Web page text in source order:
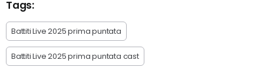
Tags:
Battiti Live 2025 prima puntata
Battiti Live 2025 prima puntata cast